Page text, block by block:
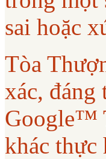
sai hoặc
Tòa
xác, đáng
Google™
khác thực